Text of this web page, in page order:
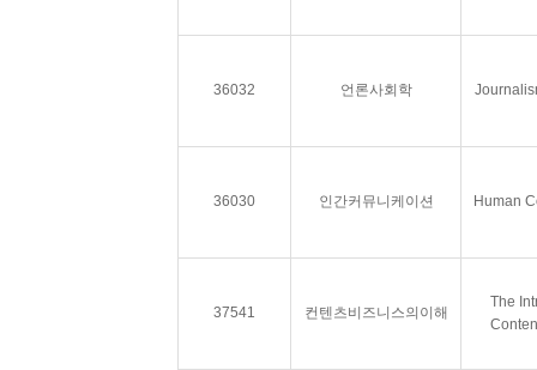
36032 언론사회학
36030 인간커뮤니케이션 Human
37541 컨텐츠비즈니스의이해
The